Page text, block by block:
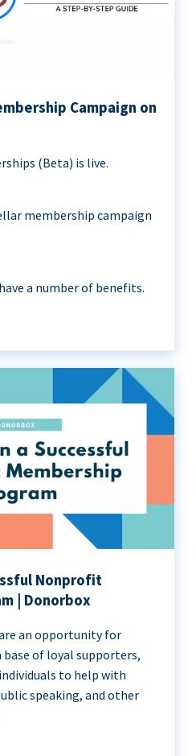
Campaign on
(Beta) is live.
membership campaign
a number of benefits.
Nonprofit
| Donorbox
an opportunity for
of loyal supporters,
to help with
speaking, and other